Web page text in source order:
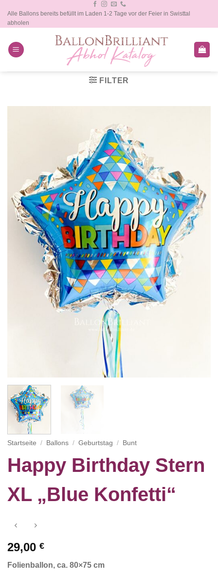
Inhalt
springen
Alle Ballons bereits befüllt im Laden 1-2 Tage vor der Feier in Swisttal
abholen
FILTER
Startseite / Ballons / Geburtstag / Bunt
Happy Birthday Stern
XL „Blue Konfetti“
29,00 €
Folienballon, ca. 80×75 cm